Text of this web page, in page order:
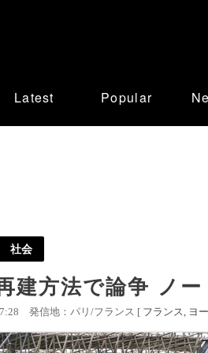
Latest Popular
社会
建方法で論争 ノ
発信地：パリ/フランス [ フランス ヨ